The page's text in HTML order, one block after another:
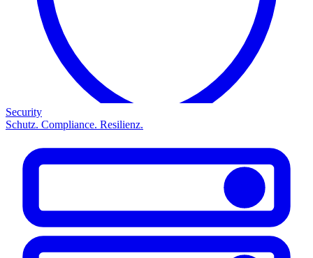
Security
Schutz. Compliance. Resilienz.